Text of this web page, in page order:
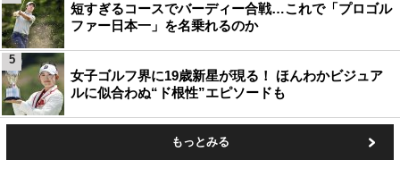
短すぎるコースでバーディー合戦…これで「プロゴル
ファー日本一」を名乗れるのか
女子ゴルフ界に19歳新星が現る！ ほんわかビジュア
ルに似合わぬ“ド根性”エピソードも
5
もっとみる